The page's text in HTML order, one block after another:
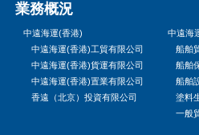
業務概況
中遠海運(香港)
中遠海運(香港)工貿有限公司
中遠海運(香港)貨運有限公司
中遠海運(香港)置業有限公司
香遠（北京）投資有限公司
中遠海
船舶
船舶
船舶
塗料
一般